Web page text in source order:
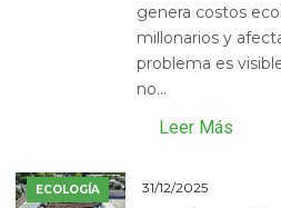
genera costos
millonarios y
problema es
no...
Leer Más
ECOLOGÍA 31/12/2025